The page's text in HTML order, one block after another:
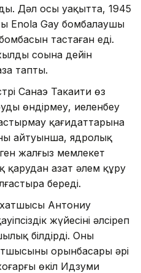
Дәл осы уақытта, 1945
Enola Gay бомбалаушы
тастаған еді.
соңына дейін
тапты.
Санаэ Такаити өз
өндірмеу, иеленбеу
қағидаттарына
айтуынша, ядролық
жалғыз мемлекет
қарудан азат әлем құру
береді.
Антониу
жүйесінің әлсіреп
білдірді. Оның
орынбасары әрі
өкіл Идзуми